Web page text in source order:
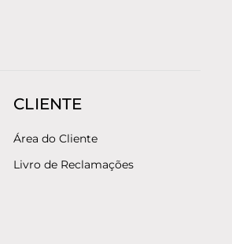
CLIENTE
Área do Cliente
Livro de Reclamações